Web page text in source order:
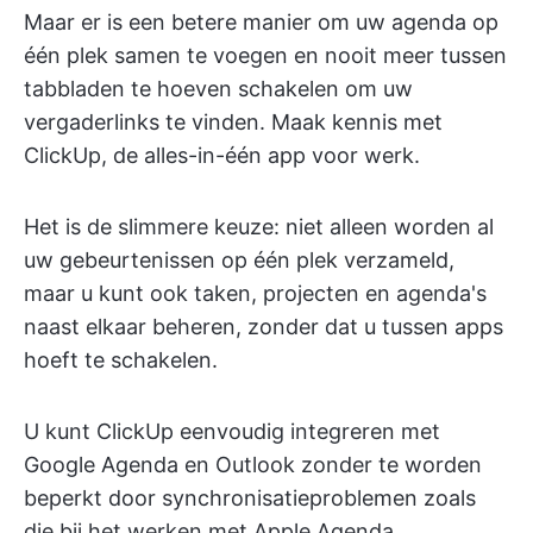
Maar er is een betere manier om uw agenda op
één plek samen te voegen en nooit meer tussen
tabbladen te hoeven schakelen om uw
vergaderlinks te vinden. Maak kennis met
ClickUp, de alles-in-één app voor werk.
Het is de slimmere keuze: niet alleen worden al
uw gebeurtenissen op één plek verzameld,
maar u kunt ook taken, projecten en agenda's
naast elkaar beheren, zonder dat u tussen apps
hoeft te schakelen.
U kunt ClickUp eenvoudig integreren met
Google Agenda en Outlook zonder te worden
beperkt door synchronisatieproblemen zoals